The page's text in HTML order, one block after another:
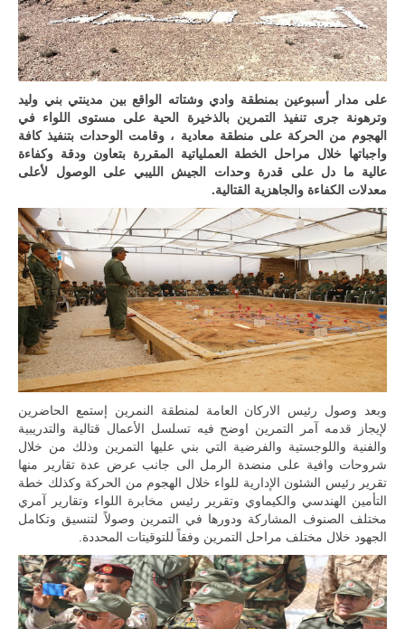
على مدار أسبوعين بمنطقة وادي وشتاته الواقع بين مدينتي بني وليد
وترهونة جرى تنفيذ التمرين بالذخيرة الحية على مستوى اللواء في
الهجوم من الحركة على منطقة معادية ، وقامت الوحدات بتنفيذ كافة
واجباتها خلال مراحل الخطة العملياتية المقررة بتعاون ودقة وكفاءة
عالية ما دل على قدرة وحدات الجيش الليبي على الوصول لأعلى
معدلات الكفاءة والجاهزية القتالية.
وبعد وصول رئيس الاركان العامة لمنطقة النمرين إستمع الحاضرين
لإيجاز قدمه آمر التمرين اوضح فيه تسلسل الأعمال قتالية والتدريبية
والفنية واللوجستية والفرضية التي بني عليها التمرين وذلك من خلال
شروحات وافية على منضدة الرمل الى جانب عرض عدة تقارير منها
تقرير رئيس الشئون الإدارية للواء خلال الهجوم من الحركة وكذلك خطة
التأمين الهندسي والكيماوي وتقرير رئيس مخابرة اللواء وتقارير آمري
مختلف الصنوف المشاركة ودورها في التمرين وصولاً لتنسيق وتكامل
الجهود خلال مختلف مراحل التمرين وفقاً للتوقيتات المحددة.